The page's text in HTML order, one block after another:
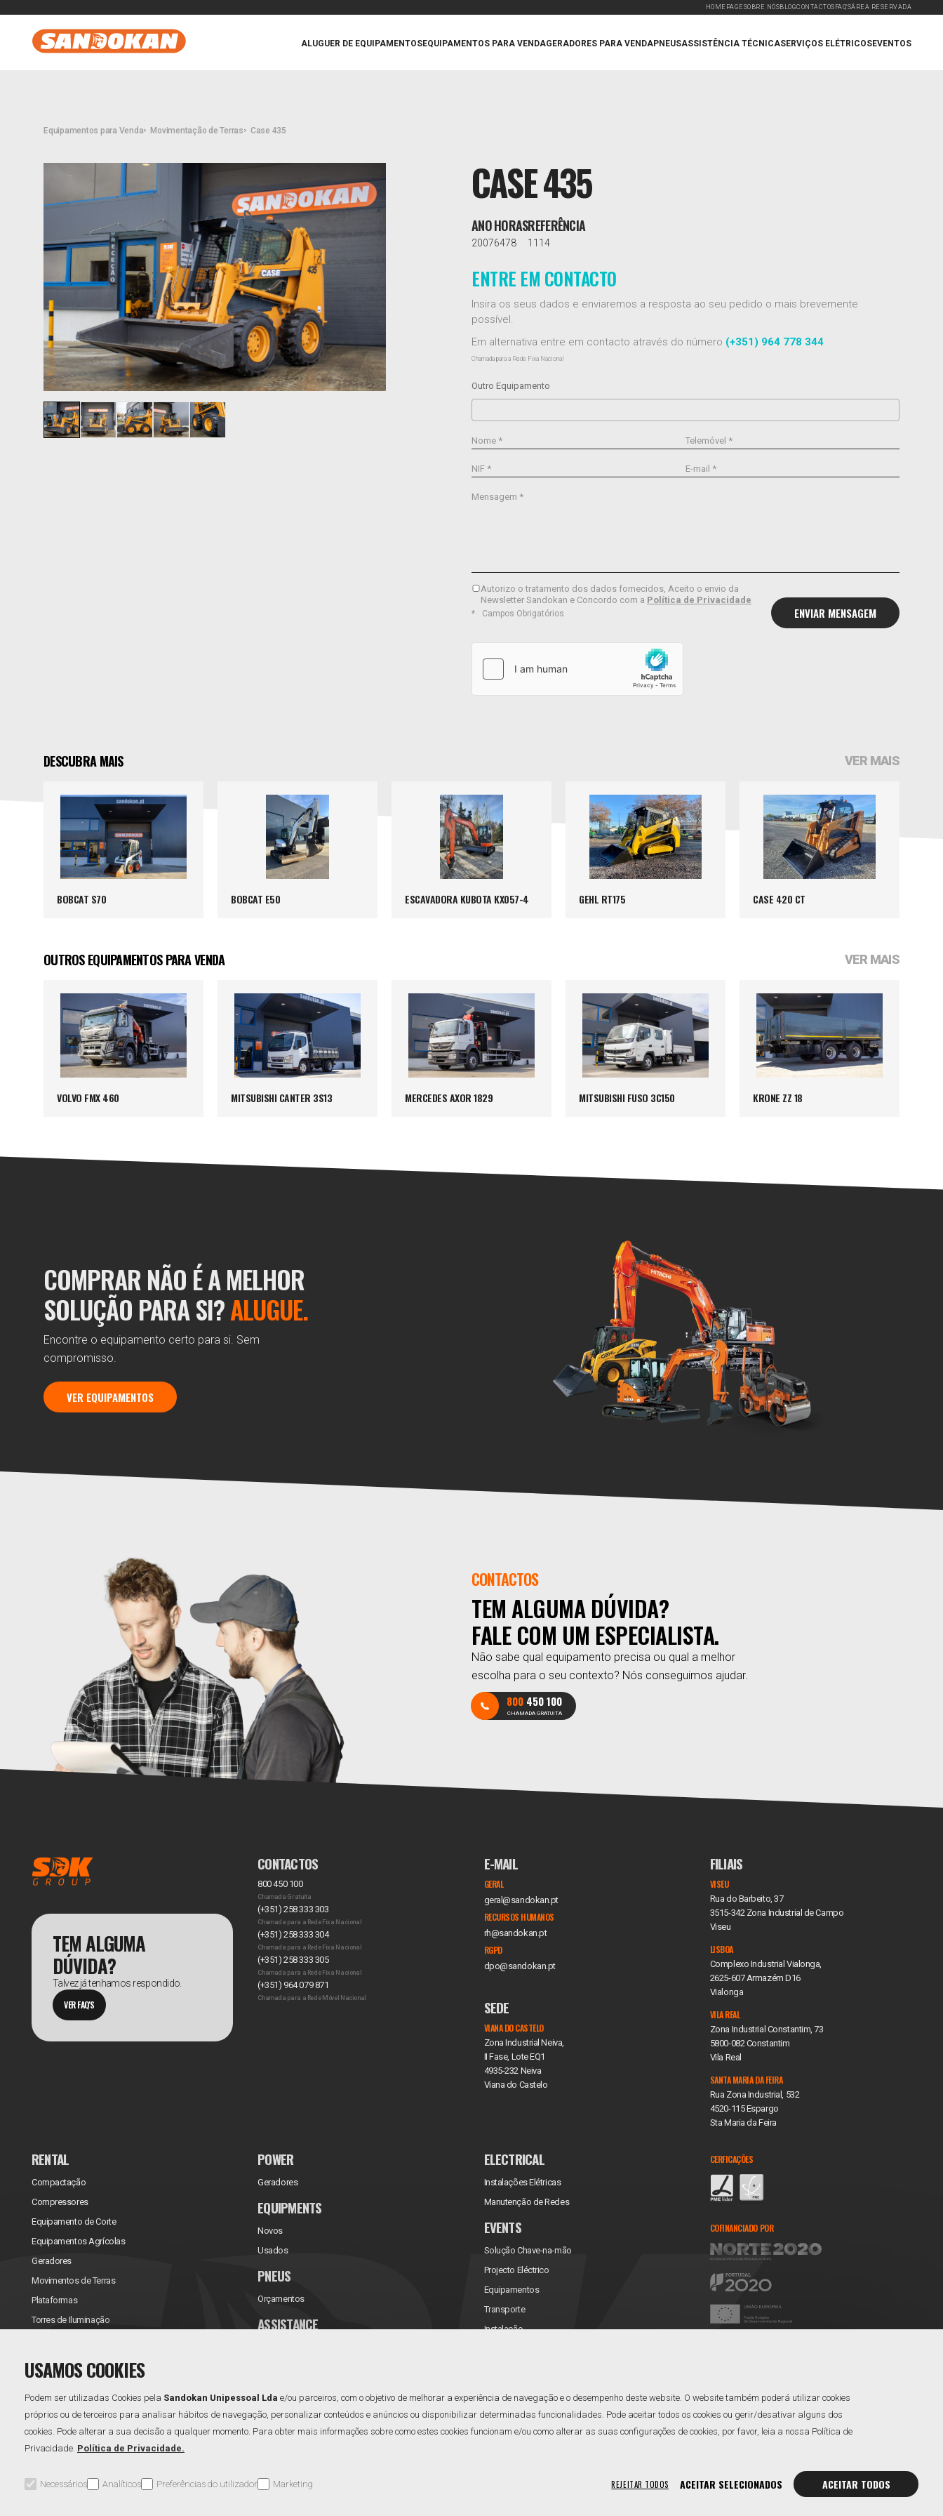
HOMEPAGE SOBRE NÓSBLOGCONTACTOS FAQ'SÁREA RESERVADA
ALUGUER DE EQUIPAMENTOSEQUIPAMENTOS PARA VENDAGERADORES PARA VENDAPNEUSASSISTÊNCIA TÉCNICASERVIÇOS ELÉTRICOSEVENTOS
Equipamentos para Venda Movimentação de Terras Case 435
CASE 435
ANO
2007
HORAS
6478
REFERÊNCIA
1114
ENTRE EM CONTACTO
Insira os seus dados e enviaremos a resposta ao seu pedido o mais brevemente
possível.
Em alternativa entre em contacto através do número (+351) 964 778 344
Chamada para a Rede Fixa Nacional
Outro Equipamento
Nome * Telemóvel *
NIF * E-mail *
Mensagem *
Autorizo o tratamento dos dados fornecidos, Aceito o envio da
Newsletter Sandokan e Concordo com a Política de Privacidade
Campos Obrigatórios
DESCUBRA MAIS VER MAIS
BOBCAT S70 BOBCAT E50 ESCAVADORA KUBOTA KX057-4 GEHL RT175 CASE 420 CT
OUTROS EQUIPAMENTOS PARA VENDA VER MAIS
VOLVO FMX 460 MITSUBISHI CANTER 3S13 MERCEDES AXOR 1829 MITSUBISHI FUSO 3C150 KRONE ZZ 18
COMPRAR NÃO É A MELHOR
SOLUÇÃO PARA SI?ALUGUE.
Encontre o equipamento certo para si. Sem
compromisso.
VER EQUIPAMENTOS
CONTACTOS
TEM ALGUMA DÚVIDA?
FALE COM UM ESPECIALISTA.
Não sabe qual equipamento precisa ou qual a melhor
escolha para o seu contexto? Nós conseguimos ajudar.
800 450 100
CHAMADA GRATUITA
TEM ALGUMA
DÚVIDA?
Talvez já tenhamos respondido.
VER FAQ'S
CONTACTOS
800 450 100
Chamada Gratuita
(+351) 258 333 303
Chamada para a Rede Fixa Nacional
(+351) 258 333 304
Chamada para a Rede Fixa Nacional
(+351) 258 333 305
Chamada para a Rede Fixa Nacional
(+351) 964 079 871
Chamada para a Rede Móvel Nacional
E-MAIL
GERAL
geral@sandokan.pt
RECURSOS HUMANOS
rh@sandokan.pt
RGPD
dpo@sandokan.pt
SEDE
VIANA DO CASTELO
Zona Industrial Neiva,
II Fase, Lote EQ1
4935-232 Neiva
Viana do Castelo
FILIAIS
VISEU
Rua do Barbeito, 37
3515-342 Zona Industrial de Campo
Viseu
LISBOA
Complexo Industrial Vialonga,
2625-607 Armazém D16
Vialonga
VILA REAL
Zona Industrial Constantim, 73
5800-082 Constantim
Vila Real
SANTA MARIA DA FEIRA
Rua Zona Industrial, 532
4520-115 Espargo
Sta Maria da Feira
RENTAL
Compactação
Compressores
Equipamento de Corte
Equipamentos Agrícolas
Geradores
Movimentos de Terras
Plataformas
Torres de Iluminação
POWER
Geradores
EQUIPMENTS
Novos
Usados
PNEUS
Orçamentos
ASSISTANCE
ELECTRICAL
Instalações Elétricas
Manutenção de Redes
EVENTS
Solução Chave-na-mão
Projecto Eléctrico
Equipamentos
Transporte
Instalação
CERFICAÇÕES
COFINANCIADO POR
USAMOS COOKIES
Podem ser utilizadas Cookies pela Sandokan Unipessoal Lda e/ou parceiros, com o objetivo de melhorar a experiência de navegação e o desempenho deste website. O website também poderá utilizar cookies
próprios ou de terceiros para analisar hábitos de navegação, personalizar conteúdos e anúncios ou disponibilizar determinadas funcionalidades. Pode aceitar todos os cookies ou gerir/desativar alguns dos
cookies. Pode alterar a sua decisão a qualquer momento. Para obter mais informações sobre como estes cookies funcionam e/ou como alterar as suas configurações de cookies, por favor, leia a nossa Política de
Privacidade. Política de Privacidade.
Necessários Analíticos Preferências do utilizador Marketing REJEITAR TODOS ACEITAR SELECIONADOS ACEITAR TODOS